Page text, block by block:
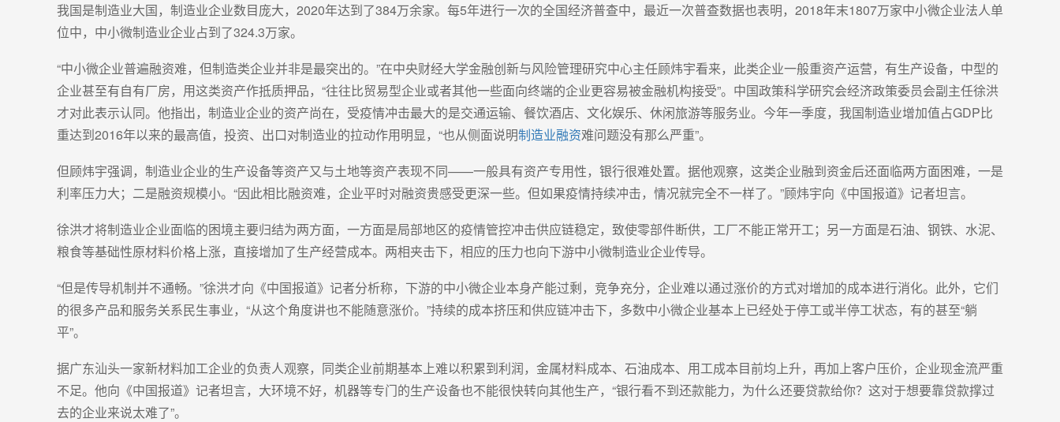
我国是制造业大国，制造业企业数目庞大，2020年达到了384万余家。每5年进行一次的全国经济普查中，最近一次普查数据也表明，2018年末1807万家中小微企业法人单
位中，中小微制造业企业占到了324.3万家。
“中小微企业普遍融资难，但制造类企业并非是最突出的。”在中央财经大学金融创新与风险管理研究中心主任顾炜宇看来，此类企业一般重资产运营，有生产设备，中型的
企业甚至有自有厂房，用这类资产作抵质押品，“往往比贸易型企业或者其他一些面向终端的企业更容易被金融机构接受”。中国政策科学研究会经济政策委员会副主任徐洪
才对此表示认同。他指出，制造业企业的资产尚在，受疫情冲击最大的是交通运输、餐饮酒店、文化娱乐、休闲旅游等服务业。今年一季度，我国制造业增加值占GDP比
重达到2016年以来的最高值，投资、出口对制造业的拉动作用明显，“也从侧面说明制造业融资难问题没有那么严重”。
但顾炜宇强调，制造业企业的生产设备等资产又与土地等资产表现不同——一般具有资产专用性，银行很难处置。据他观察，这类企业融到资金后还面临两方面困难，一是
利率压力大；二是融资规模小。“因此相比融资难，企业平时对融资贵感受更深一些。但如果疫情持续冲击，情况就完全不一样了。”顾炜宇向《中国报道》记者坦言。
徐洪才将制造业企业面临的困境主要归结为两方面，一方面是局部地区的疫情管控冲击供应链稳定，致使零部件断供，工厂不能正常开工；另一方面是石油、钢铁、水泥、
粮食等基础性原材料价格上涨，直接增加了生产经营成本。两相夹击下，相应的压力也向下游中小微制造业企业传导。
“但是传导机制并不通畅。”徐洪才向《中国报道》记者分析称，下游的中小微企业本身产能过剩，竞争充分，企业难以通过涨价的方式对增加的成本进行消化。此外，它们
的很多产品和服务关系民生事业，“从这个角度讲也不能随意涨价。”持续的成本挤压和供应链冲击下，多数中小微企业基本上已经处于停工或半停工状态，有的甚至“躺
平”。
据广东汕头一家新材料加工企业的负责人观察，同类企业前期基本上难以积累到利润，金属材料成本、石油成本、用工成本目前均上升，再加上客户压价，企业现金流严重
不足。他向《中国报道》记者坦言，大环境不好，机器等专门的生产设备也不能很快转向其他生产，“银行看不到还款能力，为什么还要贷款给你？这对于想要靠贷款撑过
去的企业来说太难了”。